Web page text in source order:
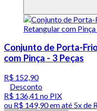
Conjunto de Porta-
com Pinça - 3 Peças
R$ 152,90
Desconto
R$ 136,41 no PIX
ou R$ 149,90em até 5x de